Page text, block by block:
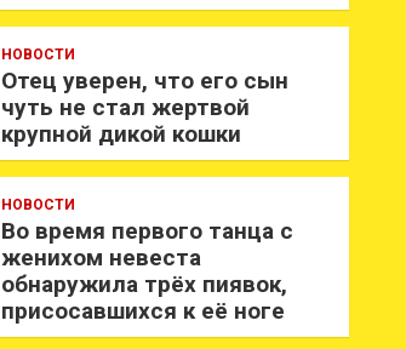
НОВОСТИ
Отец уверен, что его сын
чуть не стал жертвой
крупной дикой кошки
НОВОСТИ
Во время первого танца с
женихом невеста
обнаружила трёх пиявок,
присосавшихся к её ноге